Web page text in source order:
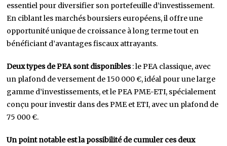
essentiel pour diversifier son portefeuille d’investissement.
En ciblant les marchés boursiers européens, il offre une
opportunité unique de croissance à long terme tout en
bénéficiant d’avantages fiscaux attrayants.
Deux types de PEA sont disponibles: le PEA classique, avec
un plafond de versement de 150 000 €, idéal pour une large
gamme d’investissements, et le PEA PME-ETI, spécialement
conçu pour investir dans des PME et ETI, avec un plafond de
75 000 €.
Un point notable est la possibilité de cumuler ces deux